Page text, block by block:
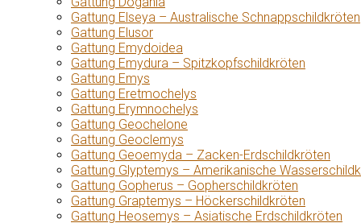
Gattung Elseya – Australische Schnappschildkröten
Gattung Elusor
Gattung Emydoidea
Gattung Emydura – Spitzkopfschildkröten
Gattung Emys
Gattung Eretmochelys
Gattung Erymnochelys
Gattung Geochelone
Gattung Geoclemys
Gattung Geoemyda – Zacken-Erdschildkröten
Gattung Glyptemys – Amerikanische
Gattung Gopherus – Gopherschildkröten
Gattung Graptemys – Höckerschildkröten
Gattung Heosemys – Asiatische Erdschildkröten